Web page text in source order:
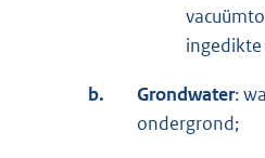
b. Grondwater:
ondergrond;